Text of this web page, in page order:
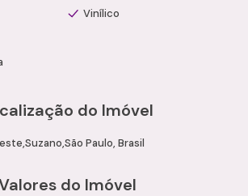
Vinílico
do Imóvel
Suzano São Paulo, Brasil
do Imóvel